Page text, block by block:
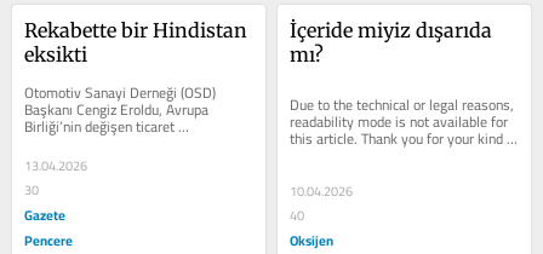
Rekabette bir Hindistan
eksikti
Otomotiv Sanayi Derneği (OSD)
Başkanı Cengiz Eroldu, Avrupa
Birliği’nin değişen ticaret
politikalarının Türk otomotiv sanayisi
üzerindeki...
13.04.2026
30
Gazete
Pencere
İçeride miyiz dışarıda
mı?
Due to the technical or legal reasons,
readability mode is not available for
this article. Thank you for your kind
10.04.2026
40
Oksijen